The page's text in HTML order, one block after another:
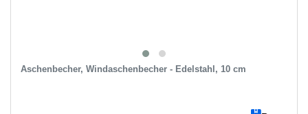
Aschenbecher, Windaschenbecher - Edelstahl, 10 cm